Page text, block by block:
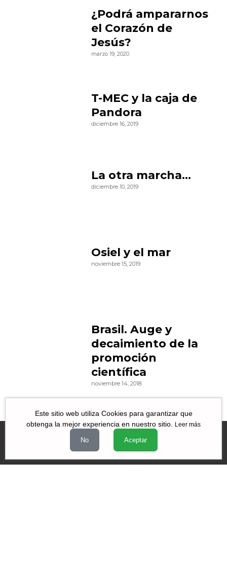
¿Podrá ampararnos
el Corazón de
Jesús?
marzo 19, 2020
T-MEC y la caja de
Pandora
diciembre 16, 2019
La otra marcha…
diciembre 10, 2019
Osiel y el mar
noviembre 15, 2019
Brasil. Auge y
decaimiento de la
promoción
científica
noviembre 14, 2018
Este sitio web utiliza Cookies para garantizar que
obtenga la mejor experiencia en nuestro sitio.
Leer más
No Aceptar